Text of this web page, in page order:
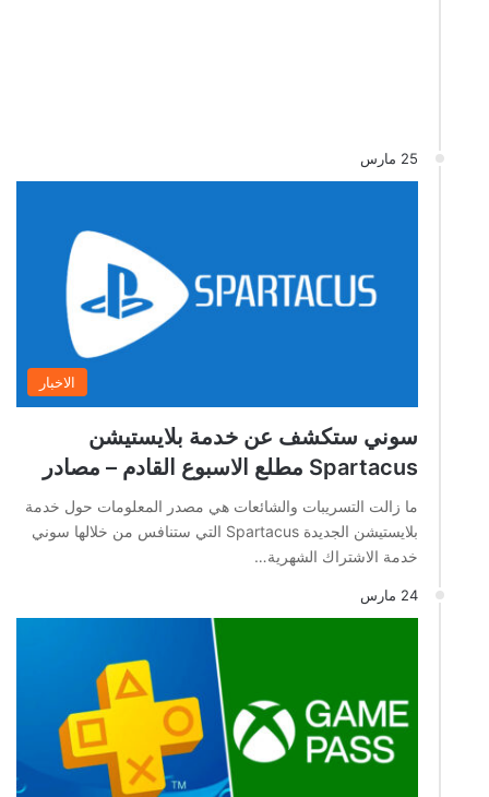
25 مارس
الاخبار
سوني ستكشف عن خدمة بلايستيشن
Spartacus مطلع الاسبوع القادم – مصادر
ما زالت التسريبات والشائعات هي مصدر المعلومات حول خدمة
بلايستيشن الجديدة Spartacus التي ستنافس من خلالها سوني
خدمة الاشتراك الشهرية…
24 مارس